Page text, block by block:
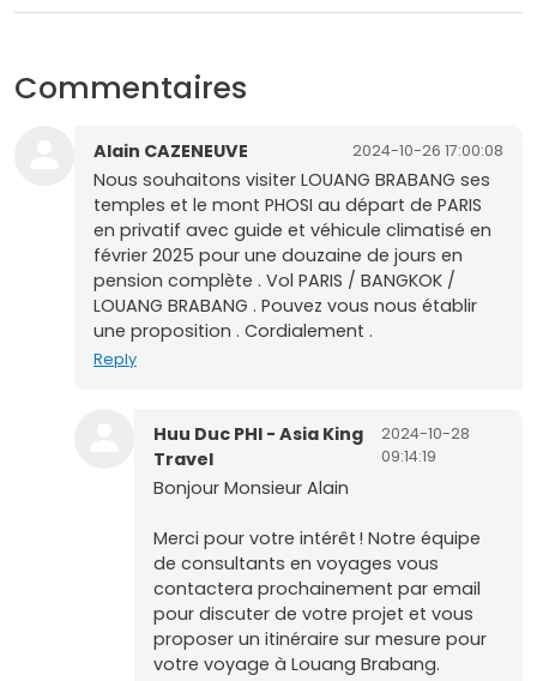
Commentaires
Alain CAZENEUVE 2024-10-26 17:00:08
Nous souhaitons visiter LOUANG BRABANG ses
temples et le mont PHOSI au départ de PARIS
en privatif avec guide et véhicule climatisé en
février 2025 pour une douzaine de jours en
pension complète . Vol PARIS / BANGKOK /
LOUANG BRABANG . Pouvez vous nous établir
une proposition . Cordialement .
Reply
Huu Duc PHI - Asia King
Travel
2024-10-28
09:14:19
Bonjour Monsieur Alain
Merci pour votre intérêt ! Notre équipe
de consultants en voyages vous
contactera prochainement par email
pour discuter de votre projet et vous
proposer un itinéraire sur mesure pour
votre voyage à Louang Brabang.